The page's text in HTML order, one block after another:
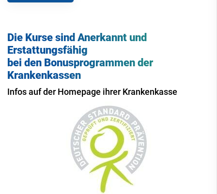
Die Kurse sind Anerkannt und
Erstattungsfähig
bei den Bonusprogrammen der
Krankenkassen
Infos auf der Homepage ihrer Krankenkasse